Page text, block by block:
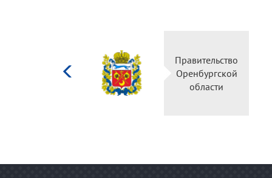
Правительство
Оренбургской
области